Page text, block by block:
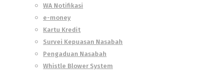
WA Notifikasi
e-money
Kartu Kredit
Survei Kepuasan Nasabah
Pengaduan Nasabah
Whistle Blower System